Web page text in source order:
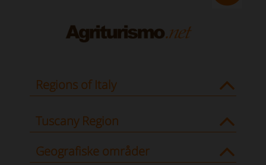
Regions of Italy
Tuscany Region
Geografiske områder